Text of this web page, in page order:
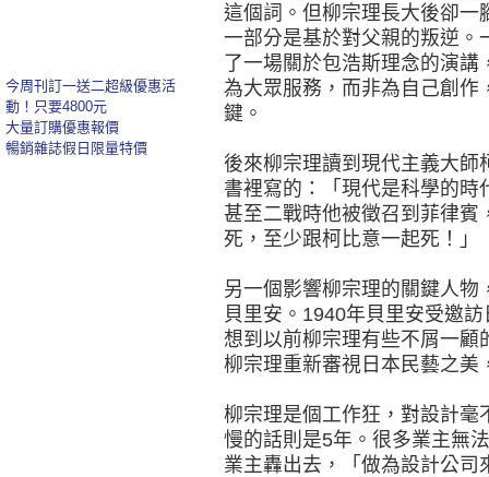
這個詞。但柳宗理長大後卻一
一部分是基於對父親的叛逆。
了一場關於包浩斯理念的演
為大眾服務，而非為自己創作
鍵。
後來柳宗理讀到現代主義大師
書裡寫的：「現代是科學的
甚至二戰時他被徵召到菲律
死，至少跟柯比意一起死！」
另一個影響柳宗理的關鍵人
貝里安。1940年貝里安受邀
想到以前柳宗理有些不屑一顧
柳宗理重新審視日本民藝之美
柳宗理是個工作狂，對設計毫
慢的話則是5年。很多業主無
業主轟出去，「做為設計公
今周刊訂一送二超級優惠活
動！只要4800元
大量訂購優惠報價
暢銷雜誌假日限量特價